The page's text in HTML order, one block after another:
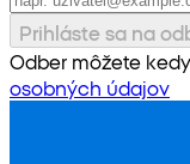
Prihláste sa na
Odber môžete
osobných údajov